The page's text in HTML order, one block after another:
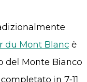
du Mont Blanc è
del Monte Bianco
in 7-11